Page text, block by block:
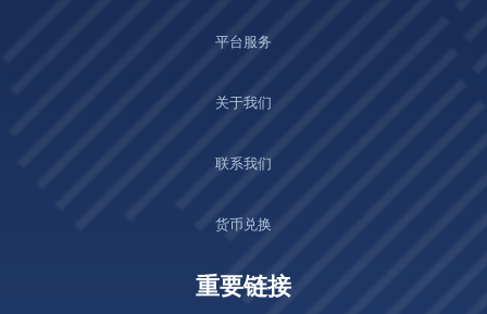
平台服务
关于我们
联系我们
货币兑换
重要链接